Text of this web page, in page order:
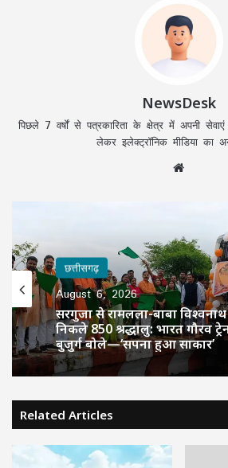
NewsDesk
पिछले 7 वर्षों से पत्रकारिता के क्षेत्र में अपनी
लेकर इलेक्ट्रॉनिक मीडिया का
छत्तीसगढ़
August 6, 2026
सरगुजा से रामलला-बाबा
निकले 850 श्रद्धालु: भारत गौरव
बुजुर्ग बोले—‘सपना हुआ साकार’
Related Articles